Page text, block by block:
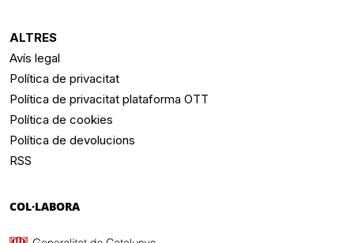
ALTRES
Avís legal
Política de privacitat
Política de privacitat plataforma OTT
Política de cookies
Política de devolucions
RSS
COL·LABORA